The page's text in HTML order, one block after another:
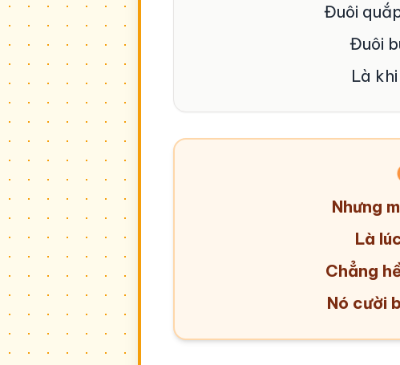
Đuôi
Đuôi
Là
Nhưng
Là
Chẳng
Nó cười